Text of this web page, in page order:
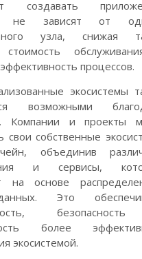
создавать
не зависят от
узла, снижая
стоимость
процессов.
экосистемы
возможными
Компании и проекты
свои собственные
объединив
и сервисы,
на основе
Это
более
экосистемой.